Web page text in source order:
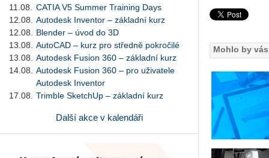
11.08.
CATIA V5 Summer Training Days
12.08.
Autodesk Inventor – základní kurz
12.08.
Blender – úvod do 3D
13.08.
AutoCAD – kurz pro středně pokročilé
13.08.
Autodesk Fusion 360 – základní kurz
14.08.
Autodesk Fusion 360 – pro uživatele
Autodesk Inventor
17.08.
Trimble SketchUp – základní kurz
Další akce v kalendáři
Mohlo by